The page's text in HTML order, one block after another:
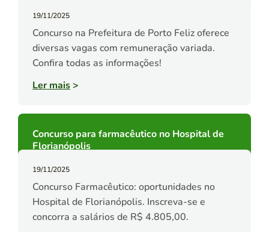
19/11/2025
Concurso na Prefeitura de Porto Feliz oferece
diversas vagas com remuneração variada.
Confira todas as informações!
Ler mais>
Concurso para farmacêutico no Hospital de
Florianópolis
19/11/2025
Concurso Farmacêutico: oportunidades no
Hospital de Florianópolis. Inscreva-se e
concorra a salários de R$ 4.805,00.